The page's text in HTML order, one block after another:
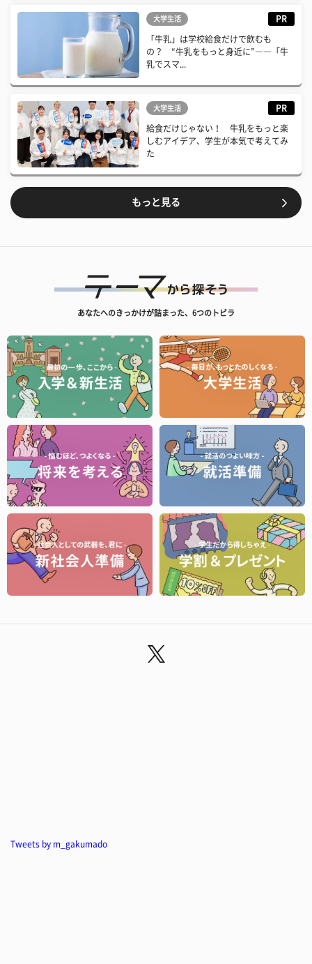
大学生活 PR
「牛乳」は学校給食だけで飲むも
の？ “牛乳をもっと身近に”――「牛
乳でスマ...
大学生活 PR
給食だけじゃない！ 牛乳をもっと楽
しむアイデア、学生が本気で考えてみ
た
もっと見る
あなたへのきっかけが詰まった、6つのトビラ
Tweets by m_gakumado